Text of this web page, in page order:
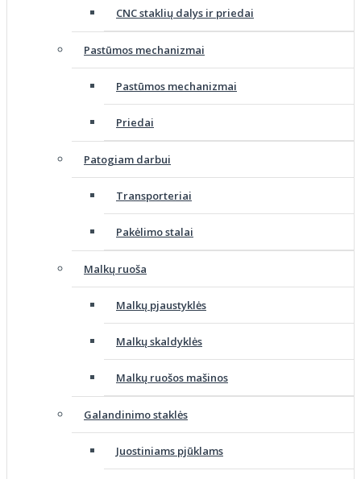
CNC staklių dalys ir priedai
Pastūmos mechanizmai
Pastūmos mechanizmai
Priedai
Patogiam darbui
Transporteriai
Pakėlimo stalai
Malkų ruoša
Malkų pjaustyklės
Malkų skaldyklės
Malkų ruošos mašinos
Galandinimo staklės
Juostiniams pjūklams